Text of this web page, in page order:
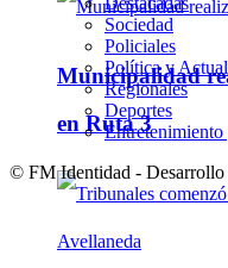
Municipalidad
en Ruta 3
Sociedad
Policiales
Política y
Regionales
Deportes
© FM Identidad - Desarrollo